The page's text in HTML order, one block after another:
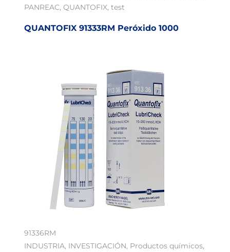
PANREAC, QUANTOFIX, test
QUANTOFIX 91333RM Peróxido 1000
91336RM
INDUSTRIA, INVESTIGACIÓN, Productos químicos,